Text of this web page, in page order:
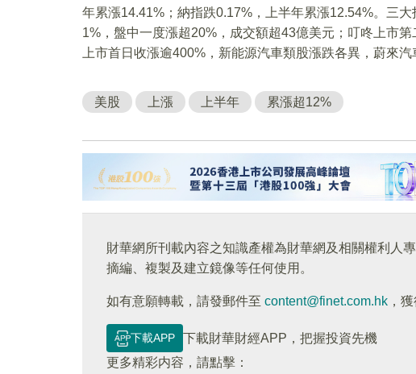
年累漲14.41%；納指跌0.17%，上半年累漲12.54%。三
1%，盤中一度漲超20%，成交額超43億美元；叮咚上市
上市首日收漲逾400%，新能源汽車類股漲跌各異，蔚來汽
美股 上漲 上半年 累漲超12%
財華網所刊載內容之知識產權為財華網及相關權利人
摘編、複製及建立鏡像等任何使用。
如有意願轉載，請發郵件至 content@finet.com.hk ，
下載APP
下載財華財經APP，把握投資先機
更多精彩内容，請點擊：